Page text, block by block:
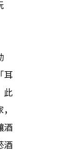
耳
此
酒
酒